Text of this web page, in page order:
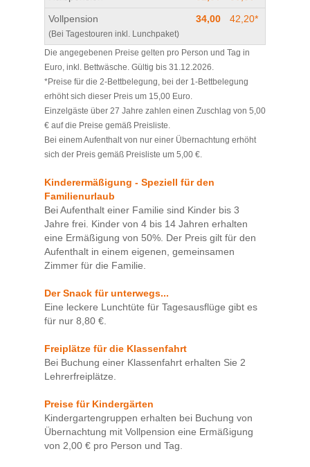
Vollpension
(Bei Tagestouren inkl. Lunchpaket)
34,00 42,20*
Die angegebenen Preise gelten pro Person und Tag in
Euro, inkl. Bettwäsche. Gültig bis 31.12.2026.
*Preise für die 2-Bettbelegung, bei der 1-Bettbelegung
erhöht sich dieser Preis um 15,00 Euro.
Einzelgäste über 27 Jahre zahlen einen Zuschlag von 5,00
€ auf die Preise gemäß Preisliste.
Bei einem Aufenthalt von nur einer Übernachtung erhöht
sich der Preis gemäß Preisliste um 5,00 €.
Kinderermäßigung - Speziell für den
Familienurlaub
Bei Aufenthalt einer Familie sind Kinder bis 3
Jahre frei. Kinder von 4 bis 14 Jahren erhalten
eine Ermäßigung von 50%. Der Preis gilt für den
Aufenthalt in einem eigenen, gemeinsamen
Zimmer für die Familie.
Der Snack für unterwegs...
Eine leckere Lunchtüte für Tagesausflüge gibt es
für nur 8,80 €.
Freiplätze für die Klassenfahrt
Bei Buchung einer Klassenfahrt erhalten Sie 2
Lehrerfreiplätze.
Preise für Kindergärten
Kindergartengruppen erhalten bei Buchung von
Übernachtung mit Vollpension eine Ermäßigung
von 2,00 € pro Person und Tag.